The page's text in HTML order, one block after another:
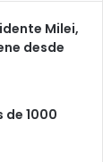
Milei,
desde
de 1000